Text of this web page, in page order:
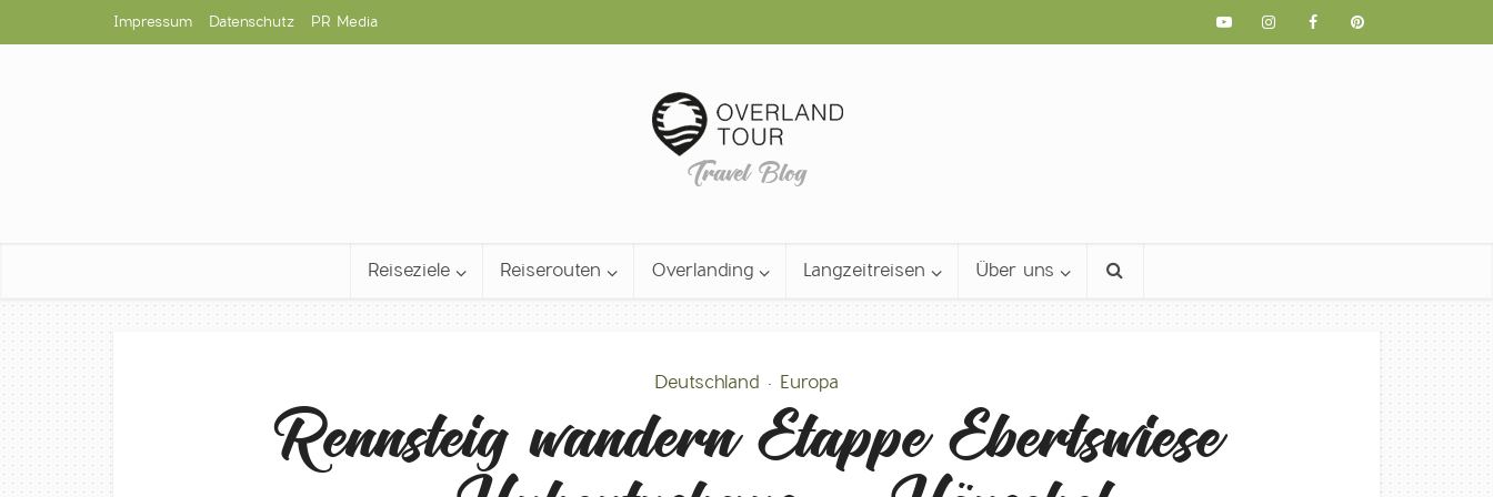
Impressum Datenschutz PR Media
Travel Blog
Reiseziele Reiserouten Overlanding Langzeitreisen Über uns
Deutschland • Europa
Rennsteig wandern Etappe Ebertswiese